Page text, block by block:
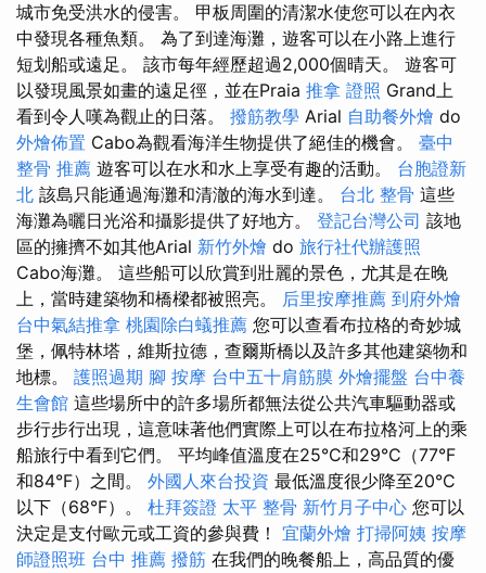
城市免受洪水的侵害。 甲板周圍的清潔水使您可以在內衣
中發現各種魚類。 為了到達海灘，遊客可以在小路上進行
短划船或遠足。 該市每年經歷超過2,000個晴天。 遊客可
以發現風景如畫的遠足徑，並在Praia 推拿 證照 Grand上
看到令人嘆為觀止的日落。 撥筋教學 Arial 自助餐外燴 do
外燴佈置 Cabo為觀看海洋生物提供了絕佳的機會。 臺中
整骨 推薦 遊客可以在水和水上享受有趣的活動。 台胞證新
北 該島只能通過海灘和清澈的海水到達。 台北 整骨 這些
海灘為曬日光浴和攝影提供了好地方。 登記台灣公司 該地
區的擁擠不如其他Arial 新竹外燴 do 旅行社代辦護照
Cabo海灘。 這些船可以欣賞到壯麗的景色，尤其是在晚
上，當時建築物和橋樑都被照亮。 后里按摩推薦 到府外燴
台中氣結推拿 桃園除白蟻推薦 您可以查看布拉格的奇妙城
堡，佩特林塔，維斯拉德，查爾斯橋以及許多其他建築物和
地標。 護照過期 腳 按摩 台中五十肩筋膜 外燴擺盤 台中養
生會館 這些場所中的許多場所都無法從公共汽車驅動器或
步行步行出現，這意味著他們實際上可以在布拉格河上的乘
船旅行中看到它們。 平均峰值溫度在25°C和29°C（77°F
和84°F）之間。 外國人來台投資 最低溫度很少降至20°C
以下（68°F）。 杜拜簽證 太平 整骨 新竹月子中心 您可以
決定是支付歐元或工資的參與費！ 宜蘭外燴 打掃阿姨 按摩
師證照班 台中 推薦 撥筋 在我們的晚餐船上，高品質的優